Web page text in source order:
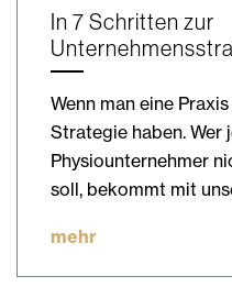
In 7 Schritten zur
Wenn man eine
Strategie haben. Wer
Physiounternehmer
soll, bekommt mit
mehr